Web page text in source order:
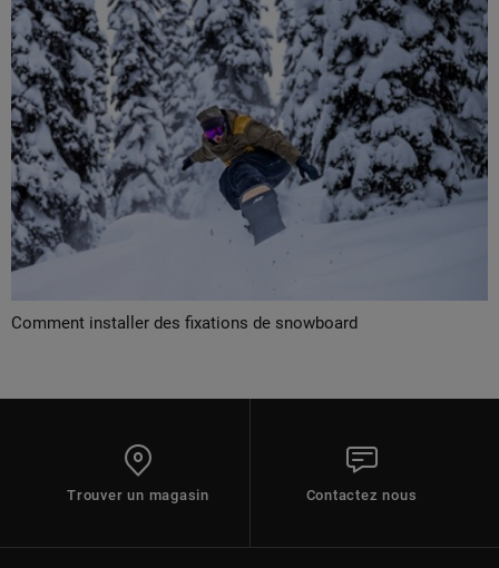
Comment installer des fixations de snowboard
Trouver un magasin Contactez nous